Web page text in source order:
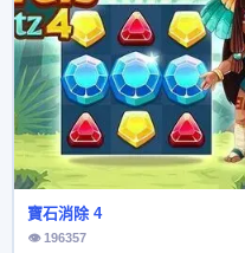
寶石消除 4
👁 196357